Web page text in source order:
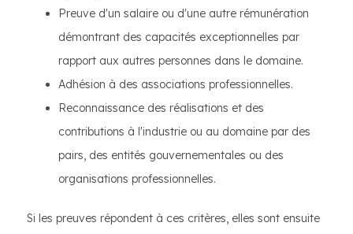
Preuve d'un salaire ou d'une autre rémunération
démontrant des capacités exceptionnelles par
rapport aux autres personnes dans le domaine.
Adhésion à des associations professionnelles.
Reconnaissance des réalisations et des
contributions à l'industrie ou au domaine par des
pairs, des entités gouvernementales ou des
organisations professionnelles.
Si les preuves répondent à ces critères, elles sont ensuite